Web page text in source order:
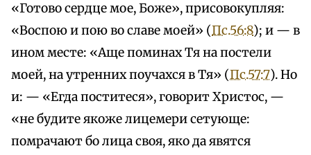
«Готово сердце мое, Боже», присовокупляя:
«Воспою и пою во славе моей» (Пс.56:8); и — в
ином месте: «Аще поминах Тя на постели
моей, на утренних поучахся в Тя» (Пс.57:7). Но
и: — «Егда поститеся», говорит Христос, —
«не будите якоже лицемери сетующе:
помрачают бо лица своя, яко да явятся